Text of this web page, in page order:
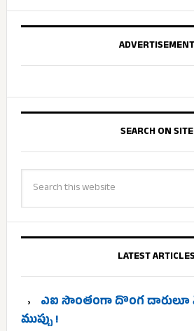
ADVERTISEMENT
SEARCH ON SITE
LATEST
ఎఐ సొంతంగా దొంగ దారులూ
ముప్పు !